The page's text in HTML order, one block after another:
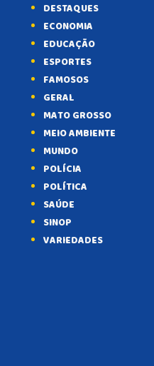
DESTAQUES
ECONOMIA
EDUCAÇÃO
ESPORTES
FAMOSOS
GERAL
MATO GROSSO
MEIO AMBIENTE
MUNDO
POLÍCIA
POLÍTICA
SAÚDE
SINOP
VARIEDADES